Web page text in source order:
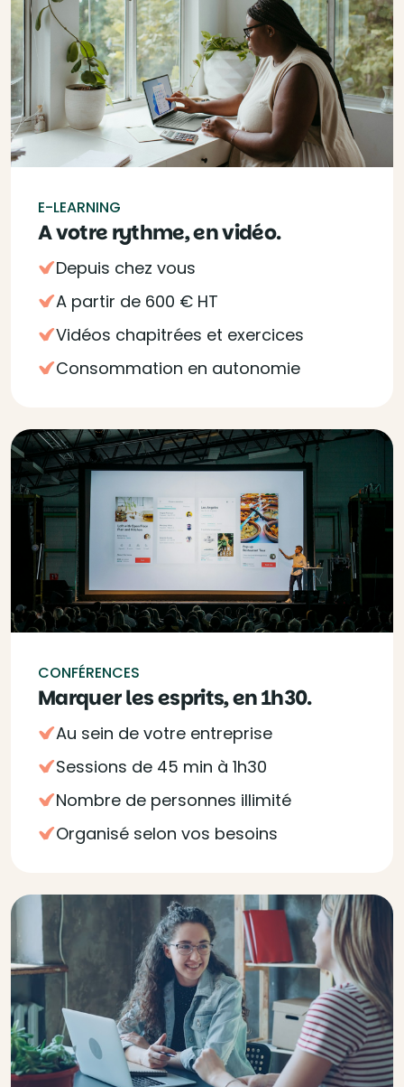
E-LEARNING
A votre rythme, en vidéo.
Depuis chez vous
A partir de 600 € HT
Vidéos chapitrées et exercices
Consommation en autonomie
CONFÉRENCES
Marquer les esprits, en 1h30.
Au sein de votre entreprise
Sessions de 45 min à 1h30
Nombre de personnes illimité
Organisé selon vos besoins